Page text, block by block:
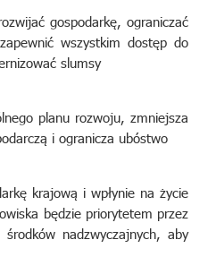
gospodarkę, ograniczać
wszystkim dostęp do
slumsy
planu rozwoju, zmniejsza
i ogranicza ubóstwo
krajową i wpłynie na życie
będzie priorytetem przez
nadzwyczajnych, aby